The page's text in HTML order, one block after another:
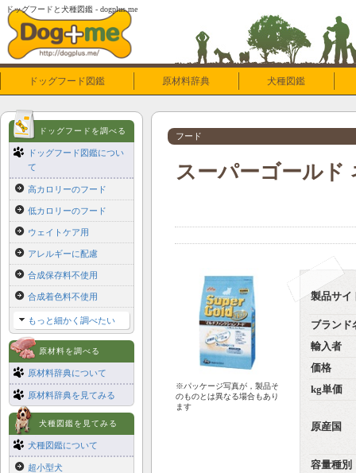
ドッグフードと犬種図鑑 - dogplus.me
ドッグフード図鑑 原材料辞典 犬種図鑑
フード
スーパーゴールド
※パッケージ写真が，製品そ
のものとは異なる場合もあり
ます
製品サイ
ブランド
輸入者
価格
kg単価
原産国
容量種別
ドッグフードを調べる
ドッグフード図鑑につい
て
高カロリーのフード
低カロリーのフード
ウェイトケア用
アレルギーに配慮
合成保存料不使用
合成着色料不使用
もっと細かく調べたい
原材料を調べる
原材料辞典について
原材料辞典を見てみる
犬種図鑑を見てみる
犬種図鑑について
超小型犬